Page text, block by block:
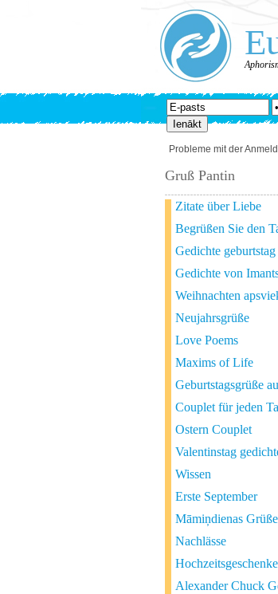
Probleme mit der
Gruß Pantin
Zitate über Liebe
Begrüßen Sie den
Gedichte geburtstag
Gedichte von
Weihnachten
Neujahrsgrüße
Love Poems
Maxims of Life
Geburtstagsgrüße
Couplet für jeden
Ostern Couplet
Valentinstag
Wissen
Erste September
Māmiņdienas Grüße
Nachlässe
Hochzeitsgeschenke
Alexander Chuck